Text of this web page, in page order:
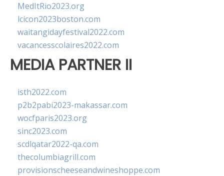
MedItRio2023.org
lcicon2023boston.com
waitangidayfestival2022.com
vacancesscolaires2022.com
MEDIA PARTNER II
isth2022.com
p2b2pabi2023-makassar.com
wocfparis2023.org
sinc2023.com
scdlqatar2022-qa.com
thecolumbiagrill.com
provisionscheeseandwineshoppe.com